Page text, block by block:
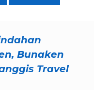
Bunaken
Travel